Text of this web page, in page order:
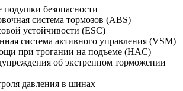
безопасности
система тормозов (ABS)
устойчивости (ESC)
система активного управления (VSM)
при трогании на подъеме (HAC)
об экстренном торможении
давления в шинах